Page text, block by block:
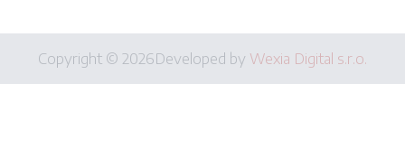
Copyright © 2026Developed by Wexia Digital s.r.o.